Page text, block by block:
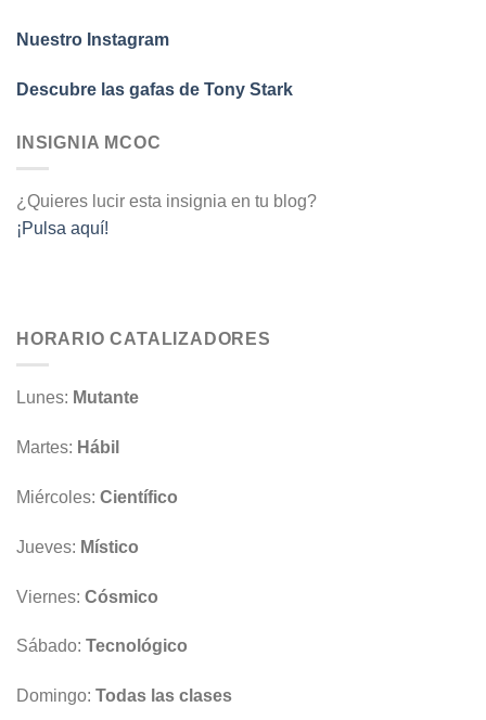
Nuestro Instagram
Descubre las gafas de Tony Stark
INSIGNIA MCOC
¿Quieres lucir esta insignia en tu blog?
¡Pulsa aquí!
HORARIO CATALIZADORES
Lunes: Mutante
Martes: Hábil
Miércoles: Científico
Jueves: Místico
Viernes: Cósmico
Sábado: Tecnológico
Domingo: Todas las clases